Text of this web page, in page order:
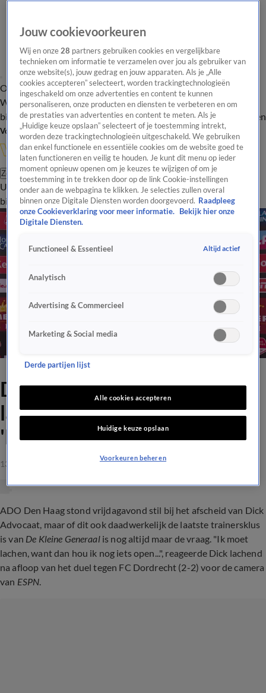
Overzicht Onze programma's Uitzendingen Onze gezichten
In de
WandelgangenInterviewsUitzending
bijwonenPodcastShopVeelgestelde vragenKijkersvraag insturen
Volg Vandaag Inside
Zoeken
UitzendingenVandaag InsideDe OranjezomerShopUitzending
bijwonen
Dick Advocaat schiet in de
lach na vraag over toekomst:
'Dan houd ik nog iets open'
13 mei 2023, 11:24
ADO Den Haag stond vrijdagavond stil bij het afscheid van Dick
Advocaat, maar of dit ook daadwerkelijk de laatste trainersklus
is van De Kleine Generaalis nog altijd maar de vraag. "Ik moet
lachen, want dan hou ik nog iets open...", reageerde Dick lachend
na afloop van het duel tegen FC Dordrecht (2-2) voor de camera
van ESPN.
Jouw cookievoorkeuren
Wij en onze28 partners gebruiken cookies en vergelijkbare
technieken om informatie te verzamelen over jou als gebruiker van
onze website(s), jouw gedrag en jouw apparaten. Als je „Alle
cookies accepteren” selecteert, worden trackingtechnologieën
ingeschakeld om onze advertenties en content te kunnen
personaliseren, onze producten en diensten te verbeteren en om
de prestaties van advertenties en content te meten. Als je
„Huidige keuze opslaan” selecteert of je toestemming intrekt,
worden deze trackingtechnologieën uitgeschakeld. We gebruiken
dan enkel functionele en essentiële cookies om de website goed te
laten functioneren en veilig te houden. Je kunt dit menu op ieder
moment opnieuw openen om je keuzes te wijzigen of om je
toestemming in te trekken door op de link Cookie-instellingen
onder aan de webpagina te klikken. Je selecties zullen overal
binnen onze Digitale Diensten worden doorgevoerd. Raadpleeg
onze Cookieverklaring voor meer informatie.
Bekijk hier onze
Digitale Diensten.
Functioneel & Essentieel Altijd actief
Analytisch
Advertising & Commercieel
Marketing & Social media
Derde partijen lijst
Alle cookies accepteren
Huidige keuze opslaan
Voorkeuren beheren